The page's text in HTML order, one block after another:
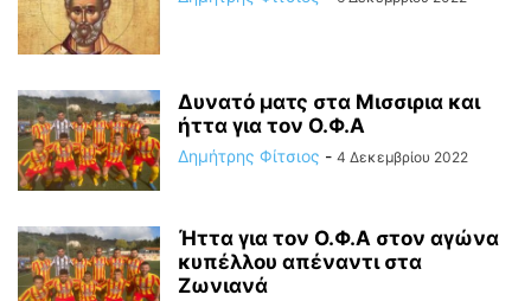
Δυνατό ματς στα Μισσιρια και
ήττα για τον Ο.Φ.Α
Δημήτρης Φίτσιος - 4 Δεκεμβρίου 2022
Ήττα για τον Ο.Φ.Α στον αγώνα
κυπέλλου απέναντι στα
Ζωνιανά